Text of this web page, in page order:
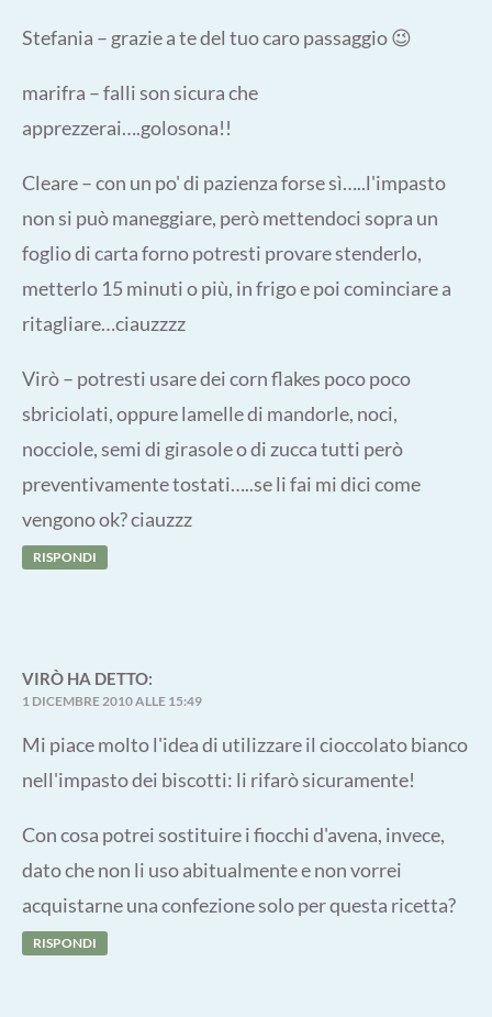
Stefania – grazie a te del tuo caro passaggio 😉
marifra – falli son sicura che
apprezzerai….golosona!!
Cleare – con un po' di pazienza forse sì…..l'impasto
non si può maneggiare, però mettendoci sopra un
foglio di carta forno potresti provare stenderlo,
metterlo 15 minuti o più, in frigo e poi cominciare a
ritagliare…ciauzzzz
Virò – potresti usare dei corn flakes poco poco
sbriciolati, oppure lamelle di mandorle, noci,
nocciole, semi di girasole o di zucca tutti però
preventivamente tostati…..se li fai mi dici come
vengono ok? ciauzzz
RISPONDI
VIRÒ HA DETTO:
1 DICEMBRE 2010 ALLE 15:49
Mi piace molto l'idea di utilizzare il cioccolato bianco
nell'impasto dei biscotti: li rifarò sicuramente!
Con cosa potrei sostituire i fiocchi d'avena, invece,
dato che non li uso abitualmente e non vorrei
acquistarne una confezione solo per questa ricetta?
RISPONDI